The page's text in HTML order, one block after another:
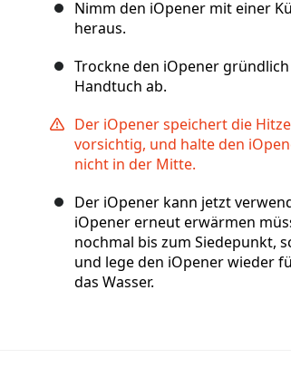
Nimm den iOpener mit einer
heraus.
Trockne den iOpener
Handtuch ab.
Der iOpener speichert die
vorsichtig, und halte den
nicht in der Mitte.
Der iOpener kann jetzt
iOpener erneut erwärmen
nochmal bis zum Siedepunkt,
und lege den iOpener wieder
das Wasser.